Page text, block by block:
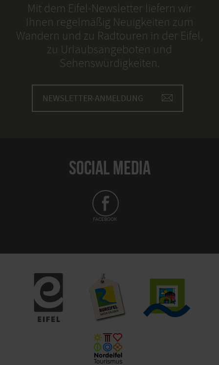
Mit dem Eifel-Newsletter liefern wir
Ihnen regelmäßig Neuigkeiten zum
Wandern und zu Radtouren in der Eifel,
zu Urlaubsangeboten und
Sehenswürdigkeiten.
NEWSLETTER-ANMELDUNG
SOCIAL MEDIA
FACEBOOK